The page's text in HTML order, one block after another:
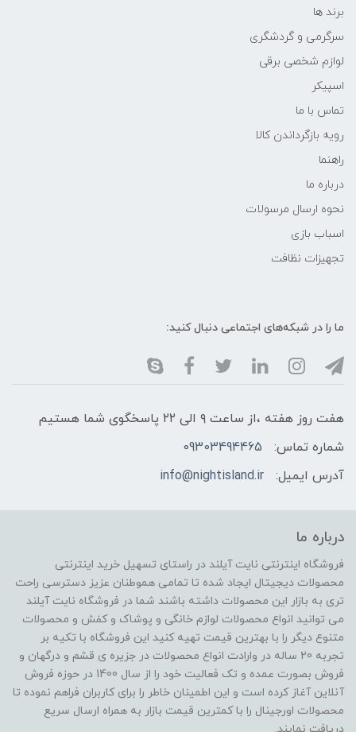
برند ها
سرگرمی و گردشگری
لوازم شخصی برقی
اسپیکر
تماس با ما
رویه بازگرداندن کالا
راهنما
درباره ما
نحوه ارسال مرسولات
اسباب بازی
تجهیزات نظافت
ما را در شبکه‌های اجتماعی دنبال کنید:
هفت روز هفته ،از ساعت ۹ الی ۲۲ پاسخگوی شما هستیم
شماره تماس:
09303494465
آدرس ایمیل:
info@nightisland.ir
درباره ما
فروشگاه اینترنتی نایت آیلند در راستای تسهیل خرید اینترنتی
محصولات دیجیتال ایجاد شده تا تمامی هموطنان عزیز دسترسی راحت
تری به بازار این محصولات داشته باشند شما در فروشگاه نایت آیلند
می توانید انواع محصولات لوازم خانگی و پوشاک و کفش و محصولات
متنوع دیگر را با بهترین قیمت تهیه کنید این فروشگاه با تکیه بر
تجربه 20 ساله در وارادت انواع محصولات در جزیره ی قشم و درگهان و
فروش بصورت عمده و تک فعالیت خود را از سال 1400 در حوزه فروش
آنلاین آغاز کرده است و این اطمینان خاطر را برای کاربران فراهم نموده تا
محصولات اورجینال را با کمترین قیمت بازار به همراه ارسال سریع